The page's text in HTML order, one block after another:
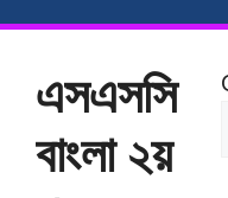
এসএসসি
বাংলা ২য়